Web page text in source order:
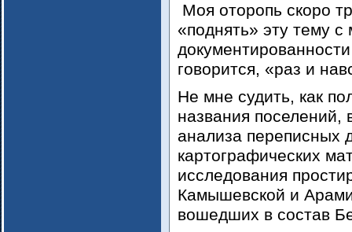
Моя оторопь скоро
«поднять» эту тему
говорится, «раз и
Не мне судить, как
названия поселений,
анализа переписных
картографических
исследования
Камышевской и
вошедших в состав